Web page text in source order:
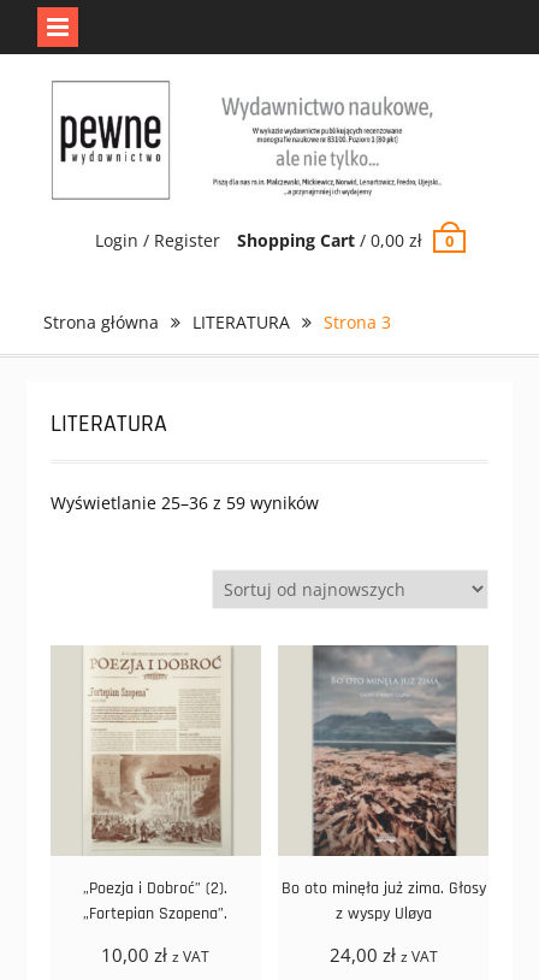
Login / Register Shopping Cart /0,00zł 0
Strona główna LITERATURA Strona 3
LITERATURA
Wyświetlanie 25–36 z 59 wyników
„Poezja i Dobroć” (2).
„Fortepian Szopena”.
10,00zł z VAT
Bo oto minęła już zima. Głosy
z wyspy Uløya
24,00 zł z VAT